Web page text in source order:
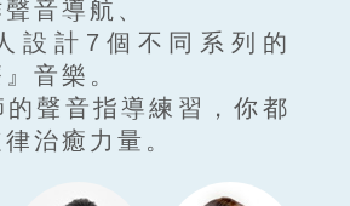
音導航、
設計7個不同系列的
音樂。
聲音指導練習，你都
治癒力量。